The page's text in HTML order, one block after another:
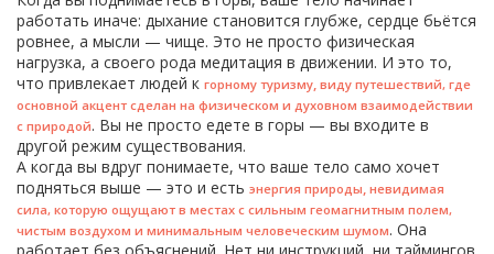
работать иначе: дыхание становится глубже, сердце бьётся
ровнее, а мысли — чище. Это не просто физическая
нагрузка, а своего рода медитация в движении. И это то,
что привлекает людей к горному туризму, виду путешествий, где
основной акцент сделан на физическом и духовном взаимодействии
с природой. Вы не просто едете в горы — вы входите в
другой режим существования.
А когда вы вдруг понимаете, что ваше тело само хочет
подняться выше — это и есть энергия природы, невидимая
сила, которую ощущают в местах с сильным геомагнитным полем,
чистым воздухом и минимальным человеческим шумом. Она